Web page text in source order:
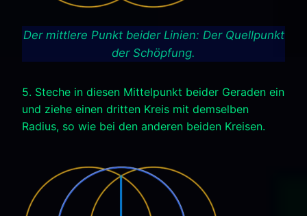
Der mittlere Punkt beider Linien: Der Quellpunkt
der Schöpfung.
5. Steche in diesen Mittelpunkt beider Geraden ein
und ziehe einen dritten Kreis mit demselben
Radius, so wie bei den anderen beiden Kreisen.